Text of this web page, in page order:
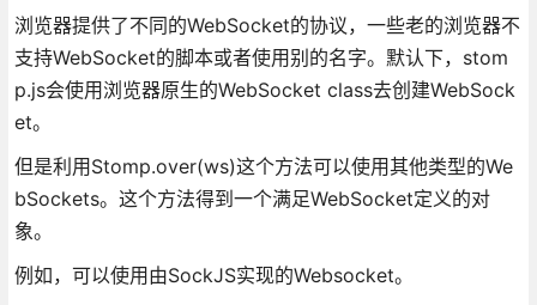
浏览器提供了不同的WebSocket的协议，一些老的浏览器不
支持WebSocket的脚本或者使用别的名字。默认下，stom
p.js会使用浏览器原生的WebSocket class去创建WebSock
et。
但是利用Stomp.over(ws)这个方法可以使用其他类型的We
bSockets。这个方法得到一个满足WebSocket定义的对
象。
例如，可以使用由SockJS实现的Websocket。